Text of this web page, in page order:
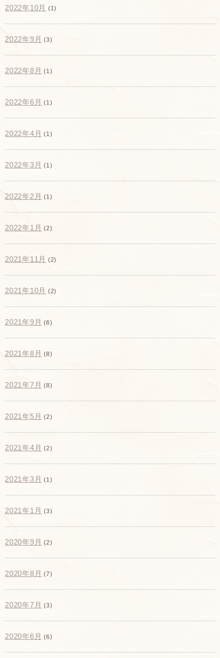
2022年10月 (1)
2022年9月 (3)
2022年8月 (1)
2022年6月 (1)
2022年4月 (1)
2022年3月 (1)
2022年2月 (1)
2022年1月 (2)
2021年11月 (2)
2021年10月 (2)
2021年9月 (6)
2021年8月 (8)
2021年7月 (8)
2021年5月 (2)
2021年4月 (2)
2021年3月 (1)
2021年1月 (3)
2020年9月 (2)
2020年8月 (7)
2020年7月 (3)
2020年6月 (6)